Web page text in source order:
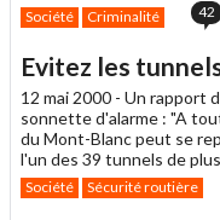
Société Criminalité 42
Evitez les
12 mai 2000 - Un rapport
sonnette d'alarme : "A
du Mont-Blanc peut se
l'un des 39 tunnels de
Société Sécurité routière